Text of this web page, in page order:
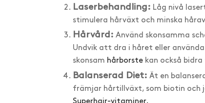
Laserbehandling: Låg nivå
stimulera hårväxt och minska
Hårvård: Använd skonsamma
Undvik att dra i håret eller
skonsam hårborstekan också
Balanserad Diet: Ät en
främjar hårtillväxt, som biotin och
Superhair-vitaminer.